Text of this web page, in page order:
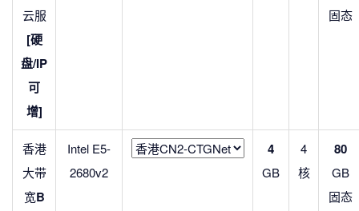
云服
[硬
盘/IP
可
增]
固态
香港
大带
宽B
Intel E5-
2680v2
4
GB
4
核
80
GB
固态